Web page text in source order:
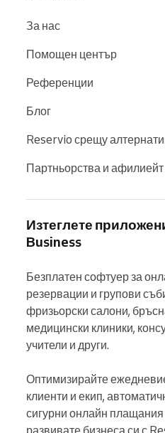
За нас
Помощен център
Референции
Блог
Reservio срещу
Партньорства и афилиейт
Изтеглете
Business
Безплатен софтуер за
резервации и групови
фризьорски салони,
медицински клиники,
учители и други.
Оптимизирайте
клиенти и екип,
сигурни онлайн
развивате бизнеса си с